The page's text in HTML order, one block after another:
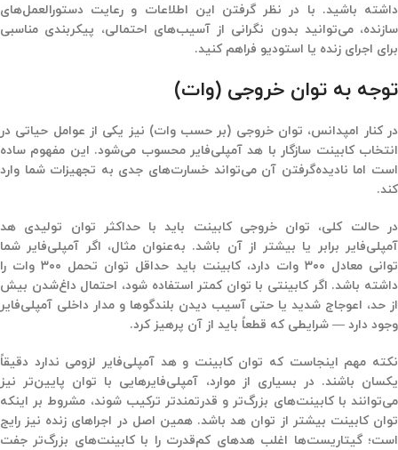
داشته باشید. با در نظر گرفتن این اطلاعات و رعایت دستورالعمل‌های
سازنده، می‌توانید بدون نگرانی از آسیب‌های احتمالی، پیکربندی مناسبی
برای اجرای زنده یا استودیو فراهم کنید.
توجه به توان خروجی (وات)
در کنار امپدانس، توان خروجی (بر حسب وات) نیز یکی از عوامل حیاتی در
انتخاب کابینت سازگار با هد آمپلی‌فایر محسوب می‌شود. این مفهوم ساده
است اما نادیده‌گرفتن آن می‌تواند خسارت‌های جدی به تجهیزات شما وارد
کند.
در حالت کلی، توان خروجی کابینت باید با حداکثر توان تولیدی هد
آمپلی‌فایر برابر یا بیشتر از آن باشد. به‌عنوان مثال، اگر آمپلی‌فایر شما
توانی معادل ۳۰۰ وات دارد، کابینت باید حداقل توان تحمل ۳۰۰ وات را
داشته باشد. اگر کابینتی با توان کمتر استفاده شود، احتمال داغ‌شدن بیش
از حد، اعوجاج شدید یا حتی آسیب دیدن بلندگوها و مدار داخلی آمپلی‌فایر
وجود دارد — شرایطی که قطعاً باید از آن پرهیز کرد.
نکته مهم اینجاست که توان کابینت و هد آمپلی‌فایر لزومی ندارد دقیقاً
یکسان باشند. در بسیاری از موارد، آمپلی‌فایرهایی با توان پایین‌تر نیز
می‌توانند با کابینت‌های بزرگ‌تر و قدرتمندتر ترکیب شوند، مشروط بر اینکه
توان کابینت بیشتر از توان هد باشد. همین اصل در اجراهای زنده نیز رایج
است؛ گیتاریست‌ها اغلب هدهای کم‌قدرت را با کابینت‌های بزرگ‌تر جفت